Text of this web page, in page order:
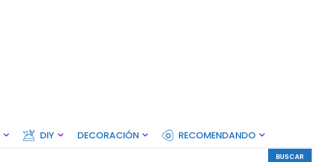
DIY DECORACIÓN RECOMENDANDO
BUSCAR